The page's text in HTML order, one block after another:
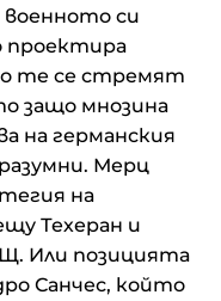
си
проектира
те се стремят
защо мнозина
на германския
Мерц
на
Техеран и
Или позицията
Санчес, който